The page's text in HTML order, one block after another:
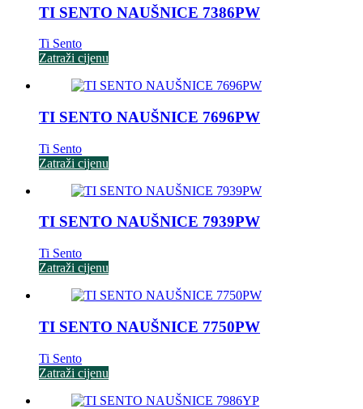
TI SENTO NAUŠNICE 7386PW
Ti Sento
Zatraži cijenu
TI SENTO NAUŠNICE 7696PW
Ti Sento
Zatraži cijenu
TI SENTO NAUŠNICE 7939PW
Ti Sento
Zatraži cijenu
TI SENTO NAUŠNICE 7750PW
Ti Sento
Zatraži cijenu